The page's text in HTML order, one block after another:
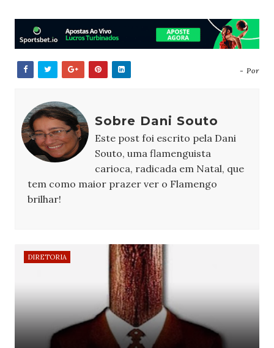
- Por
Sobre Dani Souto
Este post foi escrito pela Dani
Souto, uma flamenguista
carioca, radicada em Natal, que
tem como maior prazer ver o Flamengo
brilhar!
DIRETORIA